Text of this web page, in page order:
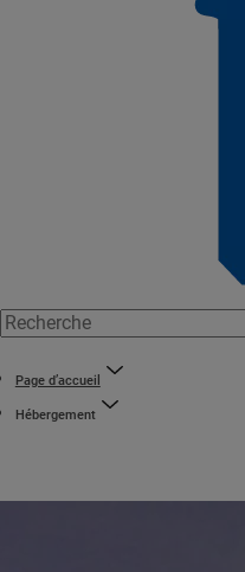
Page d’accueil
Hébergement